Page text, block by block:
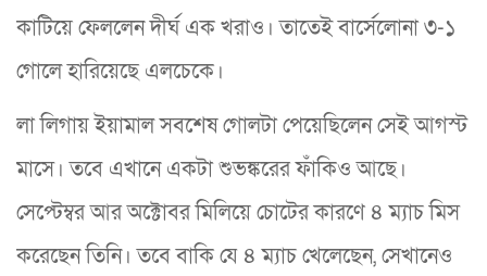
কাটিয়ে ফেললেন দীর্ঘ এক খরাও। তাতেই বার্সেলোনা ৩-১
গোলে হারিয়েছে এলচেকে।
লা লিগায় ইয়ামাল সবশেষ গোলটা পেয়েছিলেন সেই আগস্ট
মাসে। তবে এখানে একটা শুভঙ্করের ফাঁকিও আছে।
সেপ্টেম্বর আর অক্টোবর মিলিয়ে চোটের কারণে ৪ ম্যাচ মিস
করেছেন তিনি। তবে বাকি যে ৪ ম্যাচ খেলেছেন, সেখানেও